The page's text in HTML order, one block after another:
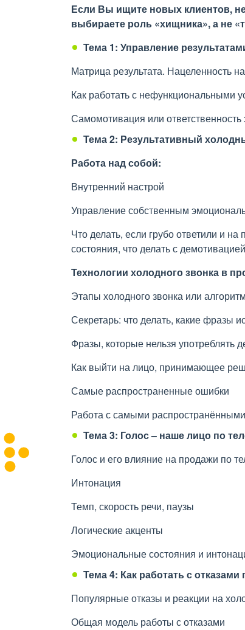
Если Вы ищите новых клиентов,
выбираете роль «хищника», а не
Тема 1: Управление
Матрица результата. Нацеленность
Как работать с нефункциональными
Самомотивация или ответственность
Тема 2: Результативный
Работа над собой:
Внутренний настрой
Управление собственным
Что делать, если грубо ответили и
состояния, что делать с демотивацией
Технологии холодного звонка в
Этапы холодного звонка или
Секретарь: что делать, какие фразы
Фразы, которые нельзя употреблять
Как выйти на лицо, принимающее
Самые распространенные ошибки
Работа с самыми
Тема 3: Голос – наше лицо по
Голос и его влияние на продажи по
Интонация
Темп, скорость речи, паузы
Логические акценты
Эмоциональные состояния и
Тема 4: Как работать с
Популярные отказы и реакции на
Общая модель работы с отказами